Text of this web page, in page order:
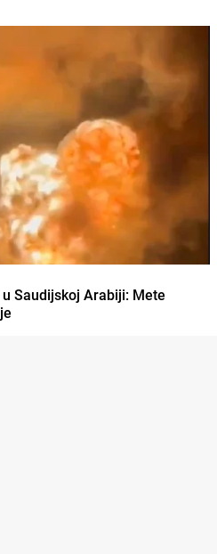
Saudijskoj Arabiji: Mete